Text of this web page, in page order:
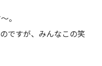
。
ですが、みんなこの笑